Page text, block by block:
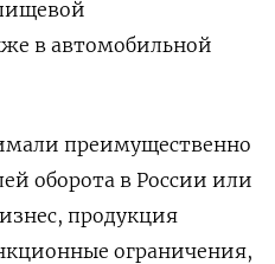
в автомобильной
преимущественно
оборота в России или
продукция
ограничения,